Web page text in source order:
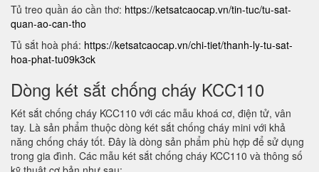
Tủ treo quần áo cần thơ: https://ketsatcaocap.vn/tin-tuc/tu-sat-
quan-ao-can-tho
Tủ sắt hoà phá: https://ketsatcaocap.vn/chi-tiet/thanh-ly-tu-sat-
hoa-phat-tu09k3ck
Dòng két sắt chống cháy KCC110
Két sắt chống cháy KCC110 với các mẫu khoá cơ, điện tử, vân
tay. Là sản phẩm thuộc dòng két sắt chống cháy mini với khả
năng chống cháy tốt. Đây là dòng sản phẩm phù hợp để sử dụng
trong gia đình. Các mẫu két sắt chống cháy KCC110 và thông số